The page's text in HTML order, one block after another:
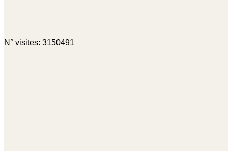
N° visites: 3150491